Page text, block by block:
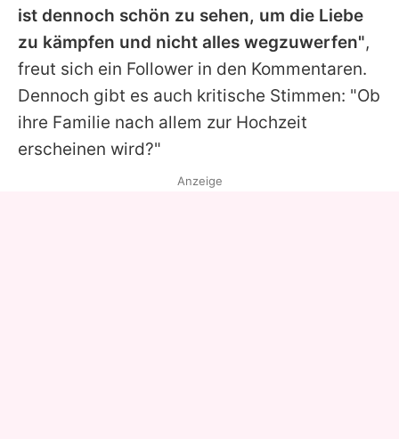
ist dennoch schön zu sehen, um die Liebe
zu kämpfen und nicht alles wegzuwerfen",
freut sich ein Follower in den Kommentaren.
Dennoch gibt es auch kritische Stimmen: "Ob
ihre Familie nach allem zur Hochzeit
erscheinen wird?"
Anzeige